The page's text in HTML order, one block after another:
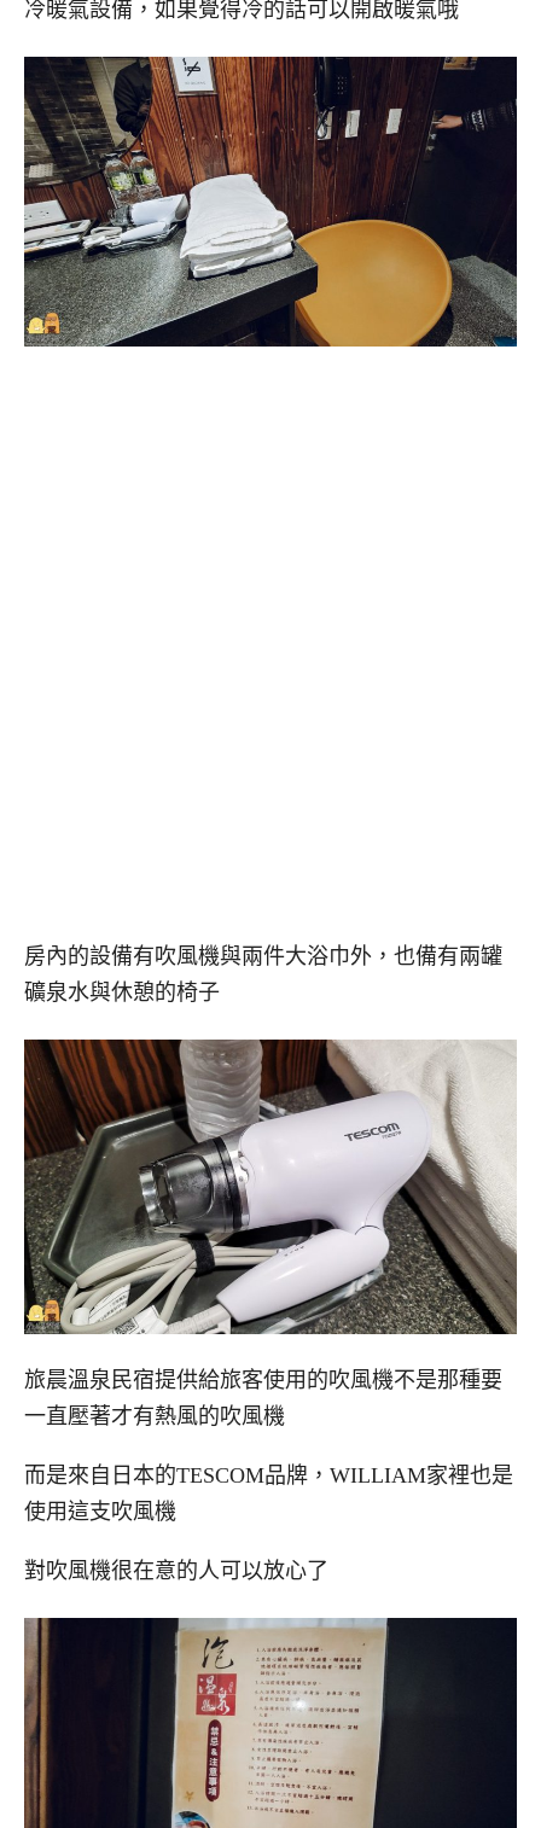
冷暖氣設備，如果覺得冷的話可以開啟暖氣哦
房內的設備有吹風機與兩件大浴巾外，也備有兩罐
礦泉水與休憩的椅子
旅晨溫泉民宿提供給旅客使用的吹風機不是那種要
一直壓著才有熱風的吹風機
而是來自日本的TESCOM品牌，WILLIAM家裡也是
使用這支吹風機
對吹風機很在意的人可以放心了